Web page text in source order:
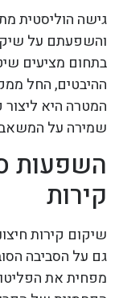
גישה הוליסטית
והשפעתם על
בתחום מציעים
ההיבטים, החל
המטרה היא ליצור
שמירה על
השפעות
קירות
שיקום קירות
גם על הסביבה
מפחית את